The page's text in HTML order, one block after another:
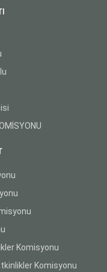
Komisyonu
Komisyonu